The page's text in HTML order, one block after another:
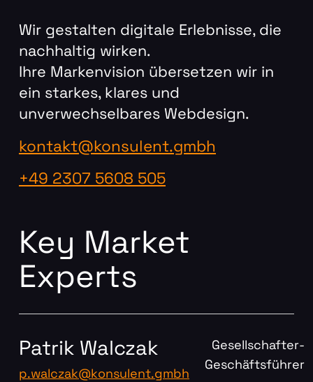
Wir gestalten digitale Erlebnisse, die
nachhaltig wirken.
Ihre Markenvision übersetzen wir in
ein starkes, klares und
unverwechselbares Webdesign.
kontakt@konsulent.gmbh
+49 2307 5608 505
Key Market
Experts
Patrik Walczak
p.walczak@konsulent.gmbh
Gesellschafter-
Geschäftsführer